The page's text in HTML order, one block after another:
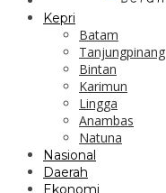
Kepri
Batam
Tanjungpinang
Bintan
Karimun
Lingga
Anambas
Natuna
Nasional
Daerah
Ekonomi